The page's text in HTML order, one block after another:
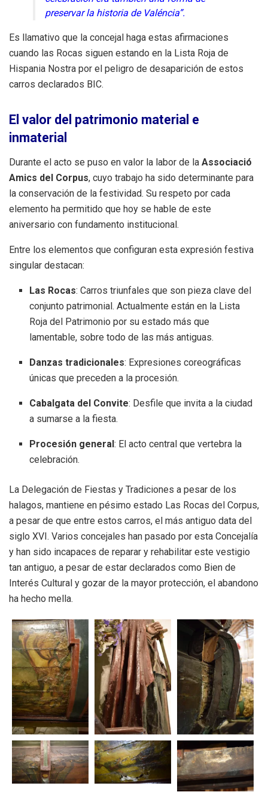
preservar la historia de Valéncia”.
Es llamativo que la concejal haga estas afirmaciones
cuando las Rocas siguen estando en la Lista Roja de
Hispania Nostra por el peligro de desaparición de estos
carros declarados BIC.
El valor del patrimonio material e
inmaterial
Durante el acto se puso en valor la labor de la Associació
Amics del Corpus, cuyo trabajo ha sido determinante para
la conservación de la festividad. Su respeto por cada
elemento ha permitido que hoy se hable de este
aniversario con fundamento institucional.
Entre los elementos que configuran esta expresión festiva
singular destacan:
Las Rocas: Carros triunfales que son pieza clave del
conjunto patrimonial. Actualmente están en la Lista
Roja del Patrimonio por su estado más que
lamentable, sobre todo de las más antiguas.
Danzas tradicionales: Expresiones coreográficas
únicas que preceden a la procesión.
Cabalgata del Convite: Desfile que invita a la ciudad
a sumarse a la fiesta.
Procesión general: El acto central que vertebra la
celebración.
La Delegación de Fiestas y Tradiciones a pesar de los
halagos, mantiene en pésimo estado Las Rocas del Corpus,
a pesar de que entre estos carros, el más antiguo data del
siglo XVI. Varios concejales han pasado por esta Concejalía
y han sido incapaces de reparar y rehabilitar este vestigio
tan antiguo, a pesar de estar declarados como Bien de
Interés Cultural y gozar de la mayor protección, el abandono
ha hecho mella.